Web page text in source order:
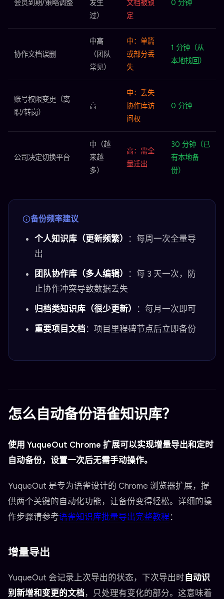
会员到期/策略调整
发生
过）
文档被锁
定
0 分钟
协作文档误删
中高
（团队
常见）
中：单篇
或部分丢
失
1 分钟（从
本地找回）
账号权限变更（离
职/转岗）
高
中：丢失
协作库访
问权
0 分钟
公司决定切换平台
中（越
来越
多）
高：需全
量迁出
30 分钟（已
有本地备
份）
备份频率建议
个人知识库（更新频繁）
：每周一次全量导
出
团队协作库（多人编辑）
：每 3 天一次，防
止协作冲突导致数据丢失
归档类知识库（很少更新）
：每月一次即可
重要项目文档 ：项目里程碑节点后立即备份
怎么自动备份语雀知识库？
使用 YuqueOut Chrome 扩展可以实现增量导出和定时
自动备份，设置一次后无需手动操作。
YuqueOut 是专为语雀设计的 Chrome 浏览器扩展，提
供两个关键的自动化功能，让备份变得轻松。详细的操
作步骤请参考语雀知识库批量导出完整教程 ：
增量导出
YuqueOut 会记录上次导出的状态，下次导出时自动识
别新增和变更的文档 ，只处理有变化的部分。这意味着